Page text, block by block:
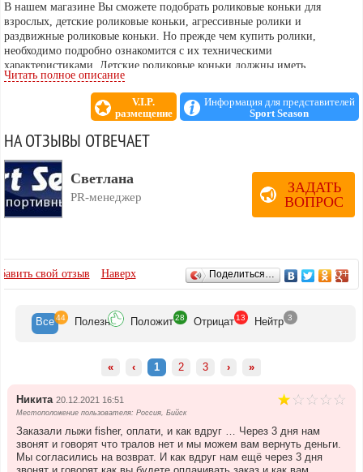
В нашем магазине Вы сможете подобрать роликовые коньки для
взрослых, детские роликовые коньки, агрессивные ролики и
раздвижные роликовые коньки. Но прежде чем купить ролики,
необходимо подробно ознакомится с их техническими
характеристиками. Детские роликовые коньки должны иметь
достаточно высокий ботинок с надежной боковой поддержкой, это
защищает ногу от вывихов и травм. Но в то же время детские
роликовые коньки должны быть особенно мягкими и комфортными,
ребенок должен чувствовать себя в них уверенно.
Читать полное описание
V.I.P.
размещение
Информация для представителей
Sport Season
НА ОТЗЫВЫ ОТВЕЧАЕТ
Светлана
PR-менеджер
ЗАДАТЬ
ВОПРОС
ОТЗЫВЫсвой отзыв Наверх Поделиться…
Все 44 Полезн Положит 28 Отрицат 13 Нейтр 3
« ‹ 1 2 3 › »
Никита 20.12.2021 16:51
Местоположение пользователя: Россия, Бийск
Заказали лыжи fisher, оплати, и как вдруг … Через 3 дня нам
звонят и говорят что тралов нет и мы можем вам вернуть деньги.
Мы согласились на возврат. И как вдруг нам ещё через 3 дня